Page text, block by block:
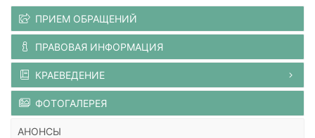
ПРИЕМ ОБРАЩЕНИЙ
ПРАВОВАЯ ИНФОРМАЦИЯ
КРАЕВЕДЕНИЕ
ФОТОГАЛЕРЕЯ
АНОНСЫ